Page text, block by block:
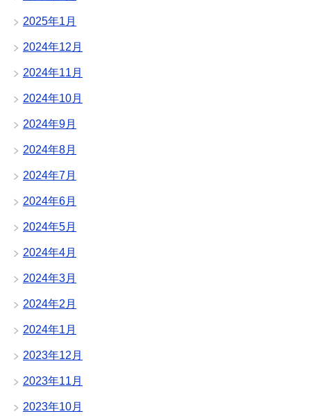
2025年1月
2024年12月
2024年11月
2024年10月
2024年9月
2024年8月
2024年7月
2024年6月
2024年5月
2024年4月
2024年3月
2024年2月
2024年1月
2023年12月
2023年11月
2023年10月